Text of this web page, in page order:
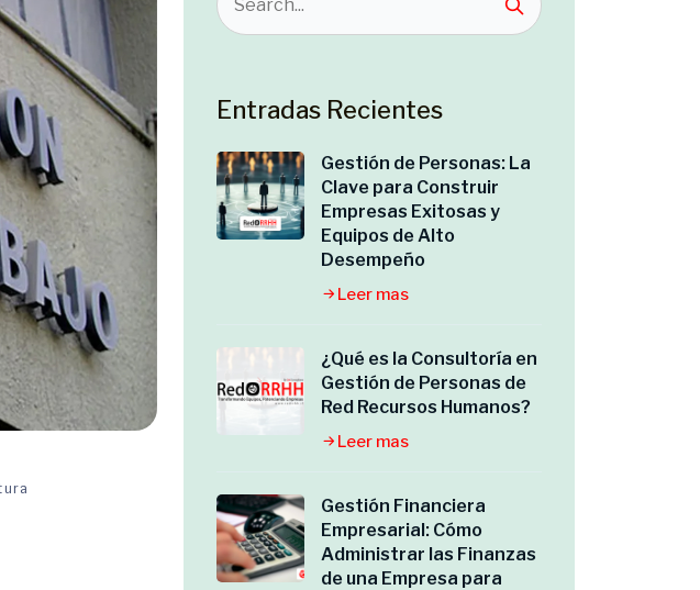
Entradas Recientes
Gestión de Personas: La
Clave para Construir
Empresas Exitosas y
Equipos de Alto
Desempeño
Leer mas
¿Qué es la Consultoría en
Gestión de Personas de
Red Recursos Humanos?
Leer mas
Gestión Financiera
Empresarial: Cómo
Administrar las Finanzas
de una Empresa para